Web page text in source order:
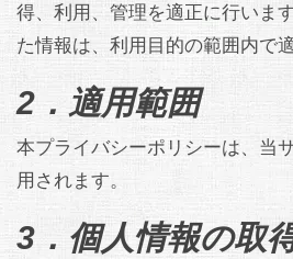
得、利用、管理を適正に行いま
た情報は、利用目的の範囲内で
2．適用範囲
本プライバシーポリシーは、当
用されます。
3．個人情報の取